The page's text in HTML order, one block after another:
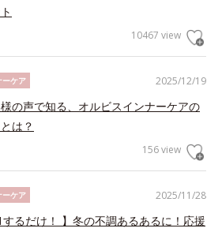
10467 view
2025/12/19
ーケア
の声で知る、オルビスインナーケアの
は？
156 view
2025/11/28
ーケア
するだけ！ 】冬の不調あるあるに！応援